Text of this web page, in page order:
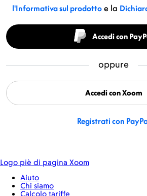
l'Informativa sul prodottoe la
Accedi con
oppure
Accedi con Xoom
Registrati con